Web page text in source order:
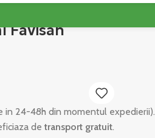
Favisan
in 24-48h din momentul expedierii).
detransport gratuit.